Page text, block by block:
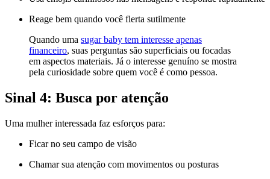
Reage bem quando você flerta sutilmente
Quando uma sugar baby tem interesse apenas
financeiro, suas perguntas são superficiais ou focadas
em aspectos materiais. Já o interesse genuíno se mostra
pela curiosidade sobre quem você é como pessoa.
Sinal 4: Busca por atenção
Uma mulher interessada faz esforços para:
Ficar no seu campo de visão
Chamar sua atenção com movimentos ou posturas